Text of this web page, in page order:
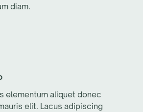
diam.
elementum aliquet donec
elit. Lacus adipiscing